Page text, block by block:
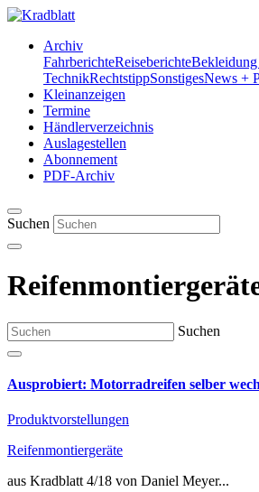
Archiv
FahrberichteReiseberichte
TechnikRechtstippSonstigesNews +
Kleinanzeigen
Termine
Händlerverzeichnis
Auslagestellen
Abonnement
PDF-Archiv
Suchen
Suchen
Ausprobiert: Motorradreifen selber
Produktvorstellungen
Reifenmontiergeräte
aus Kradblatt 4/18 von Daniel Meyer...